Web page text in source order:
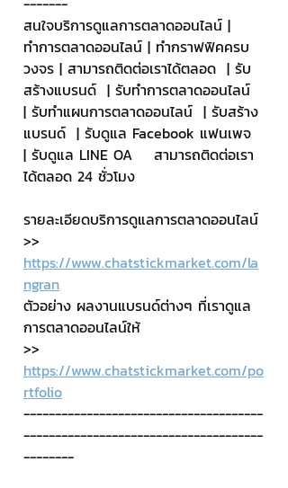
สนใจบริการดูแลการตลาดออนไลน์ |
ทำการตลาดออนไลน์ | ทำกราฟฟิคครบ
วงจร | สามารถติดต่อเราได้ตลอด  | รับ
สร้างแบรนด์  | รับทำการตลาดออนไลน์
| รับทำแผนการตลาดออนไลน์  | รับสร้าง
แบรนด์  | รับดูแล Facebook แฟนเพจ
| รับดูแล LINE OA    สามารถติดต่อเรา
ได้ตลอด 24 ชั่วโมง
รายละเอียดบริการดูแลการตลาดออนไลน์
>>
https://www.chatstickmarket.com/la
ngran
ตัวอย่าง ผลงานแบรนด์ต่างๆ ที่เราดูแล
การตลาดออนไลน์ให้
>>
https://www.chatstickmarket.com/po
rtfolio
--------------------------------------
--------------------------------------
--------